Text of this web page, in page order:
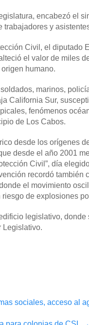
encabezó el
y
Civil, el diputado
el valor de miles
humano.
marinos,
California Sur,
fenómenos
de Los Cabos.
desde los orígenes
desde el año 2001
Civil”, día
recordó también
el movimiento
de explosiones
legislativo,
Legislativo.
sociales, acceso al